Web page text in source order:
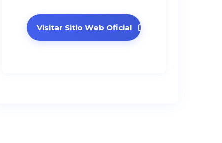
Visitar Sitio Web Oficial